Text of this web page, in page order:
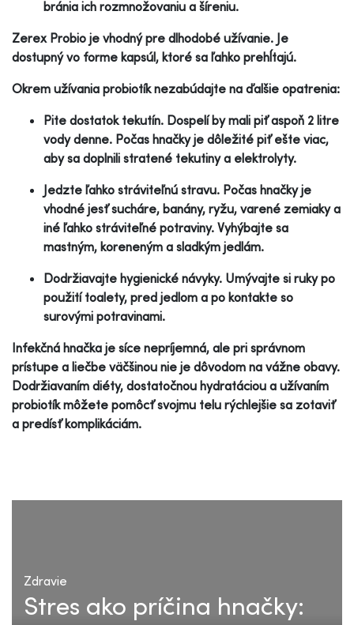
bránia ich rozmnožovaniu a šíreniu.
Zerex Probio je vhodný pre dlhodobé užívanie. Je
dostupný vo forme kapsúl, ktoré sa ľahko prehĺtajú.
Okrem užívania probiotík nezabúdajte na ďalšie opatrenia:
Pite dostatok tekutín. Dospelí by mali piť aspoň 2 litre
vody denne. Počas hnačky je dôležité piť ešte viac,
aby sa doplnili stratené tekutiny a elektrolyty.
Jedzte ľahko stráviteľnú stravu. Počas hnačky je
vhodné jesť sucháre, banány, ryžu, varené zemiaky a
iné ľahko stráviteľné potraviny. Vyhýbajte sa
mastným, koreneným a sladkým jedlám.
Dodržiavajte hygienické návyky. Umývajte si ruky po
použití toalety, pred jedlom a po kontakte so
surovými potravinami.
Infekčná hnačka je síce nepríjemná, ale pri správnom
prístupe a liečbe väčšinou nie je dôvodom na vážne obavy.
Dodržiavaním diéty, dostatočnou hydratáciou a užívaním
probiotík môžete pomôcť svojmu telu rýchlejšie sa zotaviť
a predísť komplikáciám.
Zdravie
Stres ako príčina hnačky: